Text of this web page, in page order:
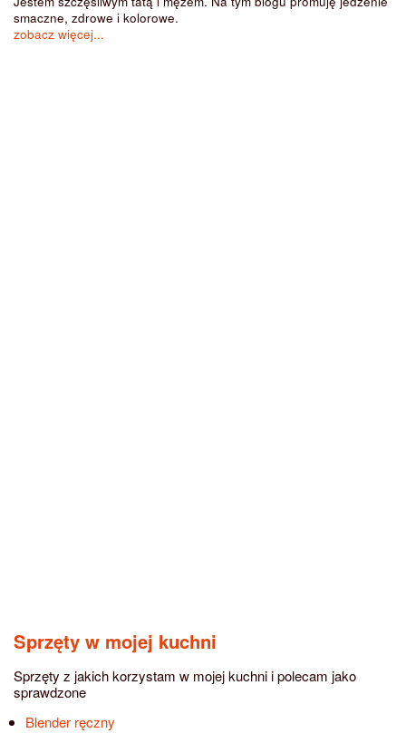
smaczne, zdrowe i kolorowe.
zobacz więcej...
Sprzęty w mojej kuchni
Sprzęty z jakich korzystam w mojej kuchni i polecam jako
sprawdzone
Blender ręczny